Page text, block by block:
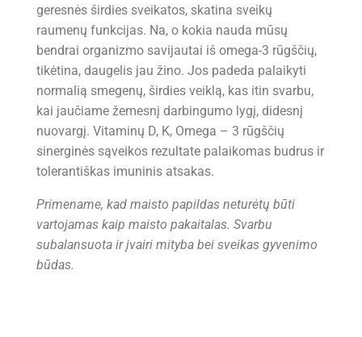
geresnės širdies sveikatos, skatina sveikų
raumenų funkcijas. Na, o kokia nauda mūsų
bendrai organizmo savijautai iš omega-3 rūgščių,
tikėtina, daugelis jau žino. Jos padeda palaikyti
normalią smegenų, širdies veiklą, kas itin svarbu,
kai jaučiame žemesnį darbingumo lygį, didesnį
nuovargį. Vitaminų D, K, Omega – 3 rūgščių
sinerginės sąveikos rezultate palaikomas budrus ir
tolerantiškas imuninis atsakas.
Primename, kad maisto papildas neturėtų būti
vartojamas kaip maisto pakaitalas. Svarbu
subalansuota ir įvairi mityba bei sveikas gyvenimo
būdas.